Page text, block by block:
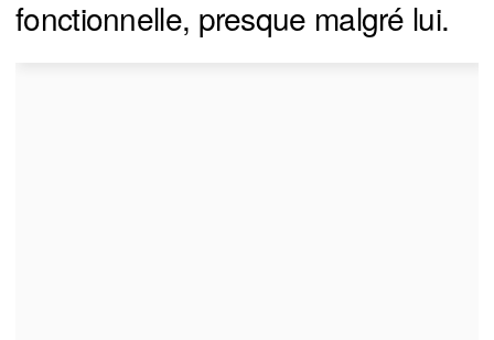
fonctionnelle, presque malgré lui.